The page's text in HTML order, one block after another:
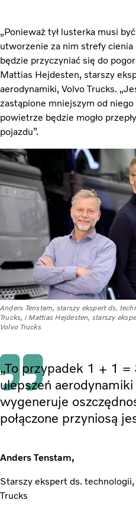
„Ponieważ tył lusterka musi
utworzenie za nim strefy
będzie przyczyniać się do
Mattias Hejdesten, starszy
aerodynamiki, Volvo Trucks.
zastąpione mniejszym od
powietrze będzie mogło
pojazdu”.
Anders Tenstam, starszy ekspert ds.
Trucks, i Mattias Hejdesten, starszy
Volvo Trucks
„To przypadek 1 + 1 =
ulepszeń
wygeneruje
połączone przyniosą
Anders Tenstam,
Starszy ekspert ds. technologii,
Trucks